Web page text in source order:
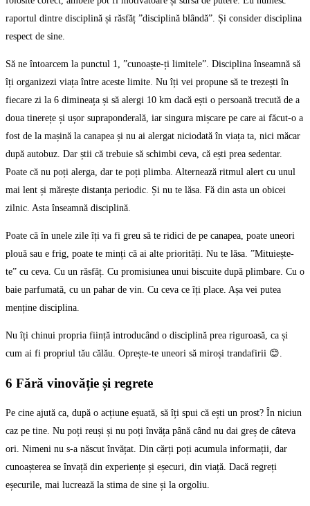
raportul dintre disciplină și răsfăț ”disciplină blândă”. Și consider disciplina
respect de sine.
Să ne întoarcem la punctul 1, ”cunoaște-ți limitele”. Disciplina înseamnă să
îți organizezi viața între aceste limite. Nu îți vei propune să te trezești în
fiecare zi la 6 dimineața și să alergi 10 km dacă ești o persoană trecută de a
doua tinerețe și ușor supraponderală, iar singura mișcare pe care ai făcut-o a
fost de la mașină la canapea și nu ai alergat niciodată în viața ta, nici măcar
după autobuz. Dar știi că trebuie să schimbi ceva, că ești prea sedentar.
Poate că nu poți alerga, dar te poți plimba. Alternează ritmul alert cu unul
mai lent și mărește distanța periodic. Și nu te lăsa. Fă din asta un obicei
zilnic. Asta înseamnă disciplină.
Poate că în unele zile îți va fi greu să te ridici de pe canapea, poate uneori
plouă sau e frig, poate te minți că ai alte priorități. Nu te lăsa. ”Mituiește-
te” cu ceva. Cu un răsfăț. Cu promisiunea unui biscuite după plimbare. Cu o
baie parfumată, cu un pahar de vin. Cu ceva ce îți place. Așa vei putea
menține disciplina.
Nu îți chinui propria ființă introducând o disciplină prea riguroasă, ca și
cum ai fi propriul tău călău. Oprește-te uneori să miroși trandafirii 😊.
6 Fără vinovăție și regrete
Pe cine ajută ca, după o acțiune eșuată, să îți spui că ești un prost? În niciun
caz pe tine. Nu poți reuși și nu poți învăța până când nu dai greș de câteva
ori. Nimeni nu s-a născut învățat. Din cărți poți acumula informații, dar
cunoașterea se învață din experiențe și eșecuri, din viață. Dacă regreți
eșecurile, mai lucrează la stima de sine și la orgoliu.